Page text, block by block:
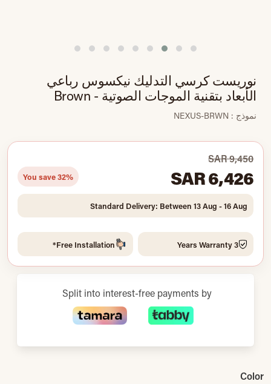
نوريست كرسي التدليك نيكسوس رباعي
الأبعاد بتقنية الموجات الصوتية - Brown
نموذج : NEXUS-BRWN
SAR 9,450
SAR 6,426
You save 32%
Standard Delivery: Between 13 Aug - 16 Aug
3 Years Warranty
Free Installation*
Split into interest-free payments by
Color